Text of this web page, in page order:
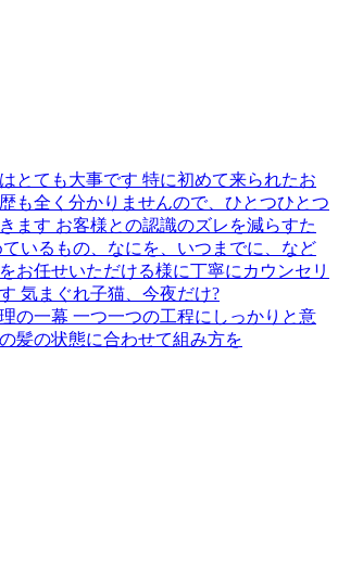
の一幕 一つ一つの工程にしっかりと意
髪の状態に合わせて組み方を